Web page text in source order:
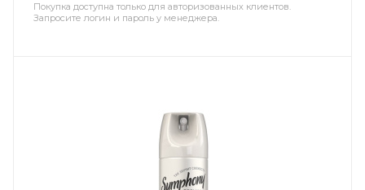
Покупка доступна только для авторизованных клиентов.
Запросите логин и пароль у менеджера.